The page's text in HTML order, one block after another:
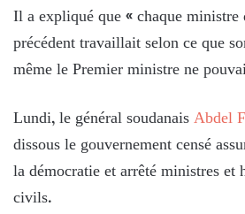
Il a expliqué que « chaque ministre
précédent travaillait selon ce que
même le Premier ministre ne
Lundi, le général soudanaisAbdel
dissous le gouvernement censé
la démocratie et arrêté ministres et
civils.